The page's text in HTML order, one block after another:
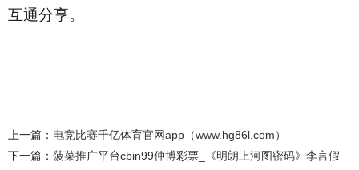
互通分享。
上一篇： 电竞比赛千亿体育官网app（www.hg86l.com）
下一篇： 菠菜推广平台cbin99仲博彩票_《明朗上河图密码》李言假